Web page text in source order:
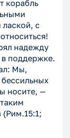
корабль
с
надежду
поддержке.
Мы,
носите, —
(Рим.15:1;